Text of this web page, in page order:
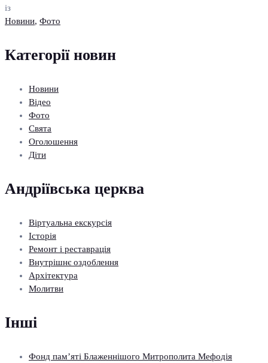
із
Новини, Фото
Категорії новин
Новини
Відео
Фото
Свята
Оголошення
Діти
Андріївська церква
Віртуальна екскурсія
Історія
Ремонт і реставрація
Внутрішнє оздоблення
Архітектура
Молитви
Інші
Фонд пам’яті Блаженнішого Митрополита Мефодія